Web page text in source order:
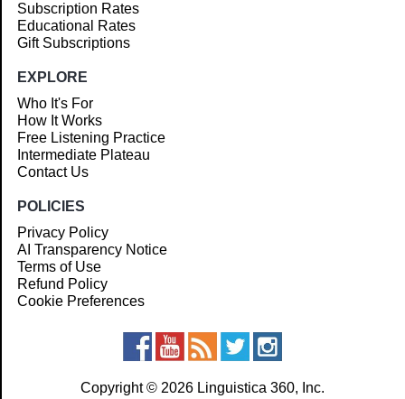
Subscription Rates
Educational Rates
Gift Subscriptions
EXPLORE
Who It's For
How It Works
Free Listening Practice
Intermediate Plateau
Contact Us
POLICIES
Privacy Policy
AI Transparency Notice
Terms of Use
Refund Policy
Cookie Preferences
Copyright © 2026 Linguistica 360, Inc.